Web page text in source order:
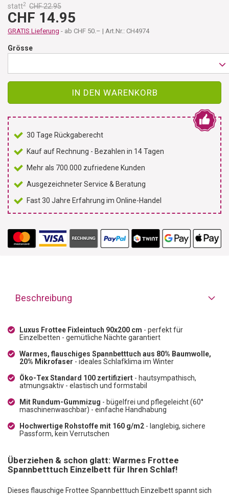
statt2 CHF 22.95
CHF 14.95
GRATIS Lieferung - ab CHF 50.– | Art.Nr.: CH4974
Grösse
IN DEN WARENKORB
30 Tage Rückgaberecht
Kauf auf Rechnung - Bezahlen in 14 Tagen
Mehr als 700.000 zufriedene Kunden
Ausgezeichneter Service & Beratung
Fast 30 Jahre Erfahrung im Online-Handel
Beschreibung
Luxus Frottee Fixleintuch 90x200 cm - perfekt für
Einzelbetten - gemütliche Nächte garantiert
Warmes, flauschiges Spannbetttuch aus 80% Baumwolle,
20% Mikrofaser - ideales Schlafklima im Winter
Öko-Tex Standard 100 zertifiziert - hautsympathisch,
atmungsaktiv - elastisch und formstabil
Mit Rundum-Gummizug - bügelfrei und pflegeleicht (60°
maschinenwaschbar) - einfache Handhabung
Hochwertige Rohstoffe mit 160 g/m2 - langlebig, sichere
Passform, kein Verrutschen
Überziehen & schon glatt: Warmes Frottee
Spannbetttuch Einzelbett für Ihren Schlaf!
Dieses flauschige Frottee Spannbetttuch Einzelbett spannt sich